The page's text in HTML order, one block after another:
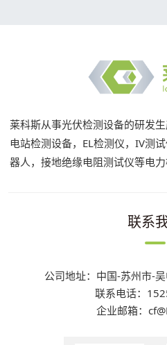
莱科斯从事光伏检测设备的研发
电站检测设备，EL检测仪，IV测
器人，接地绝缘电阻测试仪等电
联系
公司地址：中国-苏州市-
联系电话：
企业邮箱：